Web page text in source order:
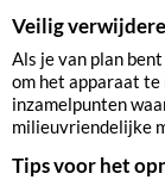
Veilig
Als je van plan
om het apparaat te
inzamelpunten
milieuvriendelijke
Tips voor het